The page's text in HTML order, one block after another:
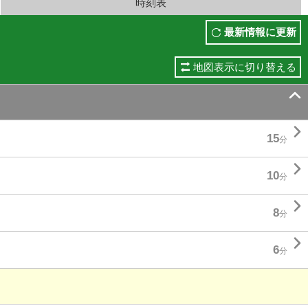
時刻表
最新情報に更新
地図表示に切り替える

15分 
10分 
8分 
6分 